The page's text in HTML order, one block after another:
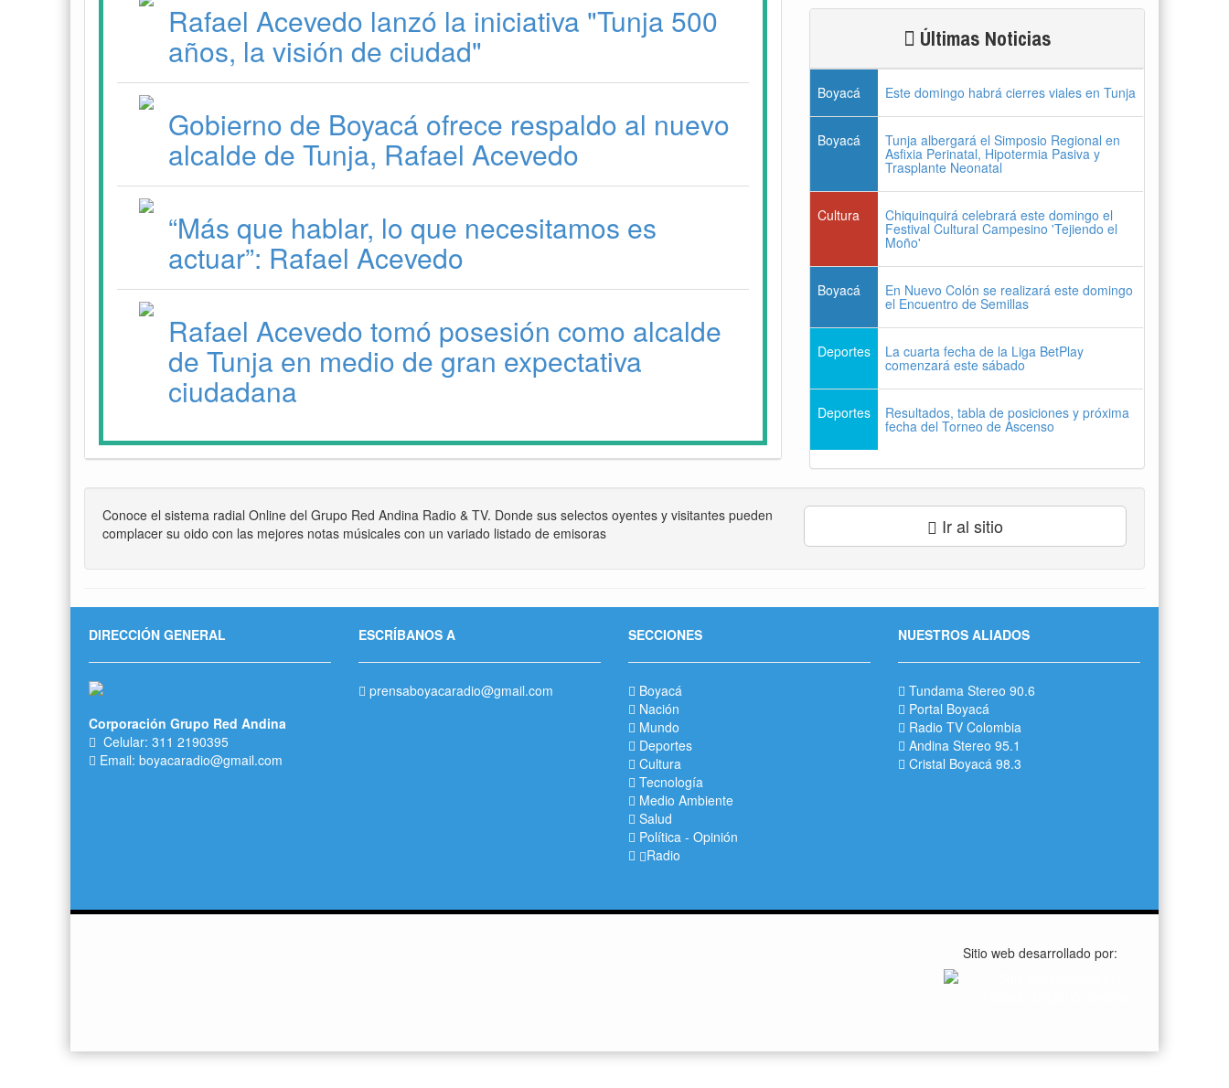
Rafael Acevedo lanzó la iniciativa "Tunja 500
años, la visión de ciudad"
Gobierno de Boyacá ofrece respaldo al nuevo
alcalde de Tunja, Rafael Acevedo
“Más que hablar, lo que necesitamos es
actuar”: Rafael Acevedo
Rafael Acevedo tomó posesión como alcalde
de Tunja en medio de gran expectativa
ciudadana
Últimas Noticias
Boyacá Este domingo habrá cierres viales en Tunja
Boyacá Tunja albergará el Simposio Regional en
Asfixia Perinatal, Hipotermia Pasiva y
Trasplante Neonatal
Cultura Chiquinquirá celebrará este domingo el
Festival Cultural Campesino 'Tejiendo el
Moño'
Boyacá En Nuevo Colón se realizará este domingo
el Encuentro de Semillas
Deportes La cuarta fecha de la Liga BetPlay
comenzará este sábado
Deportes Resultados, tabla de posiciones y próxima
fecha del Torneo de Ascenso
Conoce el sistema radial Online del Grupo Red Andina Radio & TV. Donde sus selectos oyentes y visitantes pueden
complacer su oido con las mejores notas músicales con un variado listado de emisoras
Ir al sitio
DIRECCIÓN GENERAL
Corporación Grupo Red Andina
Celular: 311 2190395
Email: boyacaradio@gmail.com
ESCRÍBANOS A
prensaboyacaradio@gmail.com
SECCIONES
Boyacá
Nación
Mundo
Deportes
Cultura
Tecnología
Medio Ambiente
Salud
Política - Opinión
Radio
NUESTROS ALIADOS
Tundama Stereo 90.6
Portal Boyacá
Radio TV Colombia
Andina Stereo 95.1
Cristal Boyacá 98.3
Sitio web desarrollado por: